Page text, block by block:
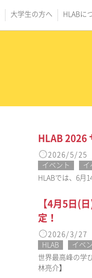
大学生の方へ HLABに
HLAB 2026
2026/5/25
イベント
イ
HLABでは、6月
【4月5日(
定！
2026/3/27
HLAB
イベ
世界最高峰の学
林亮介】